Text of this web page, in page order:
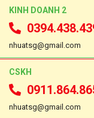
KINH DOANH 2
nhuatsg@gmail.com
CSKH
nhuatsg@gmail.com